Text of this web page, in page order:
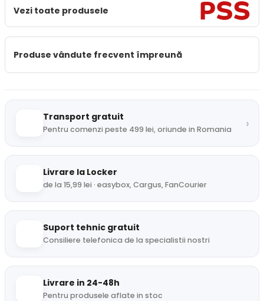
Vezi toate produsele
Produse vândute frecvent împreună
Transport gratuit
Pentru comenzi peste 499 lei, oriunde in Romania ›
Livrare la Locker
de la 15,99 lei · easybox, Cargus, FanCourier
Suport tehnic gratuit
Consiliere telefonica de la specialistii nostri
Livrare in 24-48h
Pentru produsele aflate in stoc